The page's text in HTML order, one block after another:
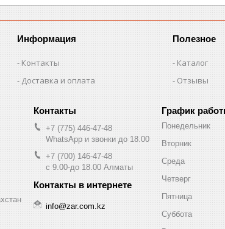
Информация
Контакты
Доставка и оплата
Полезное
Каталог
Отзывы
+7 (775) 446-47-48
WhatsApp и звонки до 18.00
+7 (700) 146-47-48
с 9.00-до 18.00 Алматы
info@zar.com.kz
График
Понедельник
Вторник
Среда
Четверг
Пятница
Суббота